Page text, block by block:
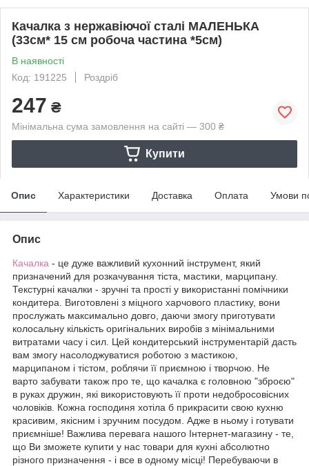
Качалка з нержавіючої сталі МАЛЕНЬКА
(33см* 15 см робоча частина *5см)
В наявності
Код: 191225
Роздріб
247 ₴
Мінімальна сума замовлення на сайті — 300 ₴
Купити
Опис Характеристики Доставка Оплата Умови
Опис
Качалка - це дуже важливий кухонний інструмент, який
призначений для розкачування тіста, мастики, марципану.
Текстурні качалки - зручні та прості у використанні помічники
кондитера. Виготовлені з міцного харчового пластику, вони
прослужать максимально довго, даючи змогу приготувати
колосальну кількість оригінальних виробів з мінімальними
витратами часу і сил. Цей кондитерський інструментарій дасть
вам змогу насолоджуватися роботою з мастикою,
марципаном і тістом, роблячи її приємною і творчою. Не
варто забувати також про те, що качалка є головною "зброєю"
в руках дружин, які використовують її проти недобросовісних
чоловіків. Кожна господиня хотіла б прикрасити свою кухню
красивим, якісним і зручним посудом. Адже в ньому і готувати
приємніше! Важлива перевага нашого Інтернет-магазину - те,
що Ви зможете купити у нас товари для кухні абсолютно
різного призначення - і все в одному місці! Перебуваючи в